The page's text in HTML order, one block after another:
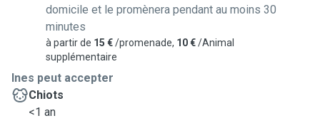
domicile et le promènera pendant au moins 30
minutes
à partir de 15 €/promenade, 10 €/Animal
supplémentaire
Ines peut accepter
Chiots
<1 an